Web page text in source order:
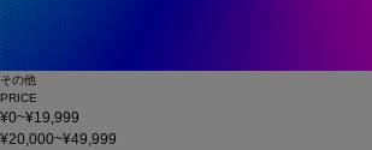
その他
PRICE
¥0~¥19,999
¥20,000~¥49,999